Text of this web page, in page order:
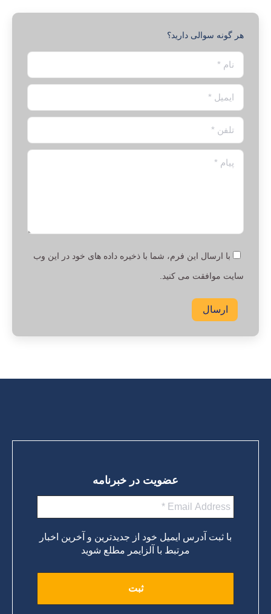
هر گونه سوالی دارید؟
نام *
ایمیل *
تلفن *
پیام *
با ارسال این فرم، شما با ذخیره داده های خود در این وب
سایت موافقت می کنید.
ارسال
عضویت در خبرنامه
با ثبت آدرس ایمیل خود از جدیدترین و آخرین اخبار
مرتبط با آلزایمر مطلع شوید